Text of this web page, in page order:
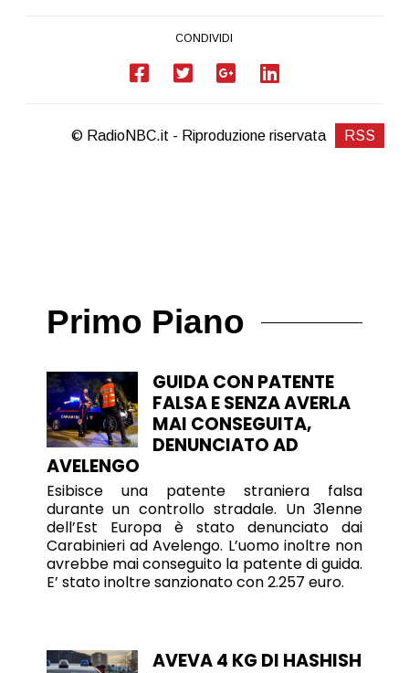
CONDIVIDI
© RadioNBC.it - Riproduzione riservata RSS
Primo Piano
GUIDA CON PATENTE
FALSA E SENZA AVERLA
MAI CONSEGUITA,
DENUNCIATO AD
AVELENGO
Esibisce una patente straniera falsa
durante un controllo stradale. Un 31enne
dell’Est Europa è stato denunciato dai
Carabinieri ad Avelengo. L’uomo inoltre non
avrebbe mai conseguito la patente di guida.
E’ stato inoltre sanzionato con 2.257 euro.
AVEVA 4 KG DI HASHISH